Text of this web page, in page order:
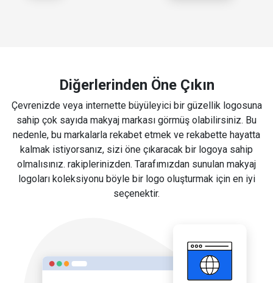
Diğerlerinden Öne Çıkın
Çevrenizde veya internette büyüleyici bir güzellik logosuna
sahip çok sayıda makyaj markası görmüş olabilirsiniz. Bu
nedenle, bu markalarla rekabet etmek ve rekabette hayatta
kalmak istiyorsanız, sizi öne çıkaracak bir logoya sahip
olmalısınız. rakiplerinizden. Tarafımızdan sunulan makyaj
logoları koleksiyonu böyle bir logo oluşturmak için en iyi
seçenektir.